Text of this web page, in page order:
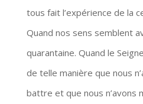
tous fait l’expérience de la
Quand nos sens semblent
quarantaine. Quand le
de telle manière que nous
battre et que nous n’avons